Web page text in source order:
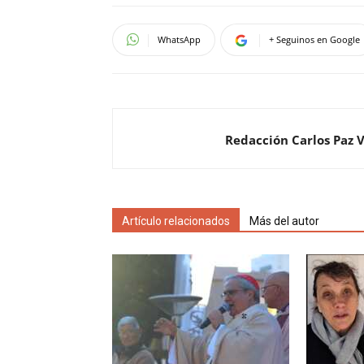
WhatsApp + Seguinos en Google
Redacción Carlos Paz
Artículo relacionados Más del autor